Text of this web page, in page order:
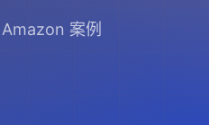
Amazon 案例